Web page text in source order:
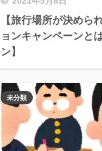
【旅行場所が決めら
ョンキャンペーンと
ン】
未分類